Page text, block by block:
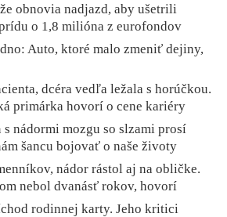
obnovia nadjazd, aby ušetrili
o 1,8 milióna z eurofondov
Auto, ktoré malo zmeniť dejiny,
dcéra vedľa ležala s horúčkou.
primárka hovorí o cene kariéry
nádormi mozgu so slzami prosí
šancu bojovať o naše životy
nádor rástol aj na obličke.
nebol dvanásť rokov, hovorí
rodinnej karty. Jeho kritici